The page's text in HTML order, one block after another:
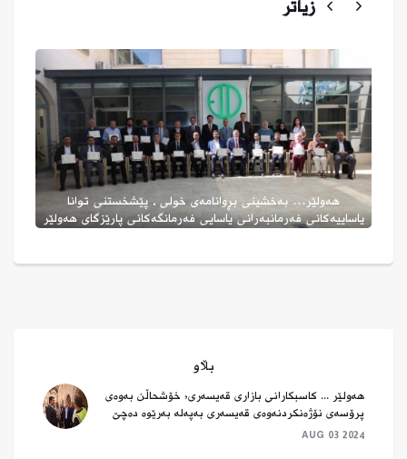
زیاتر
لە هەولێر ....
بڵاو
هه‌ولێر ... كاسبكارانی بازاری قه‌یسه‌ری, خۆشحاڵن به‌وه‌ی
پرۆسه‌ی نۆژه‌نكردنه‌وه‌ی قه‌یسه‌ری به‌په‌له‌ به‌رێوه‌ ده‌چێ
AUG 03 2024